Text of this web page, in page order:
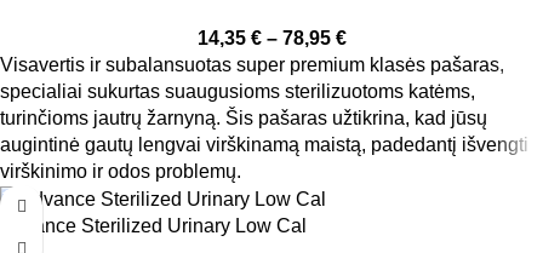
14,35 € – 78,95 €
Visavertis ir subalansuotas super premium klasės pašaras,
specialiai sukurtas suaugusioms sterilizuotoms katėms,
turinčioms jautrų žarnyną. Šis pašaras užtikrina, kad jūsų
augintinė gautų lengvai virškinamą maistą, padedantį išvengti
virškinimo ir odos problemų.
Advance Sterilized Urinary Low Cal